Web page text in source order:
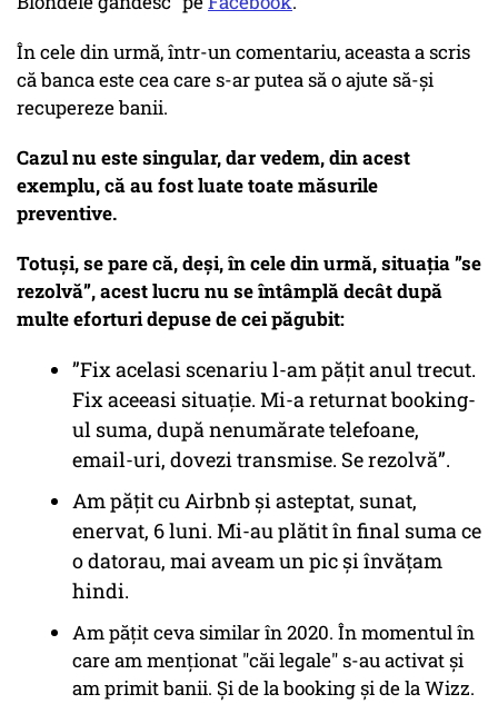
În cele din urmă, într-un comentariu, aceasta a scris
că banca este cea care s-ar putea să o ajute să-și
recupereze banii.
Cazul nu este singular, dar vedem, din acest
exemplu, că au fost luate toate măsurile
preventive.
Totuși, se pare că, deși, în cele din urmă, situația ”se
rezolvă”, acest lucru nu se întâmplă decât după
multe eforturi depuse de cei păgubit:
”Fix acelasi scenariu l-am pățit anul trecut.
Fix aceeasi situație. Mi-a returnat booking-
ul suma, după nenumărate telefoane,
email-uri, dovezi transmise. Se rezolvă”.
Am pățit cu Airbnb și asteptat, sunat,
enervat, 6 luni. Mi-au plătit în final suma ce
o datorau, mai aveam un pic și învățam
hindi.
Am pățit ceva similar în 2020. În momentul în
care am menționat "căi legale" s-au activat și
am primit banii. Și de la booking și de la Wizz.